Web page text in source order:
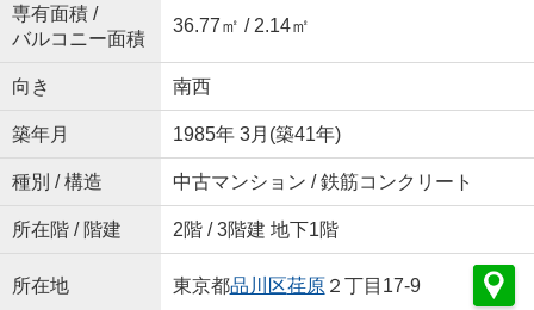
専有面積 /
バルコニー面積
36.77㎡ / 2.14㎡
向き 南西
築年月 1985年 3月(築41年)
種別 / 構造 中古マンション / 鉄筋コンクリート
所在階 / 階建 2階 / 3階建 地下1階
所在地 東京都品川区荏原２丁目17-9